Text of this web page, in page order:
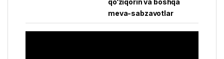
qo‘ziqorin va boshqa
meva-sabzavotlar